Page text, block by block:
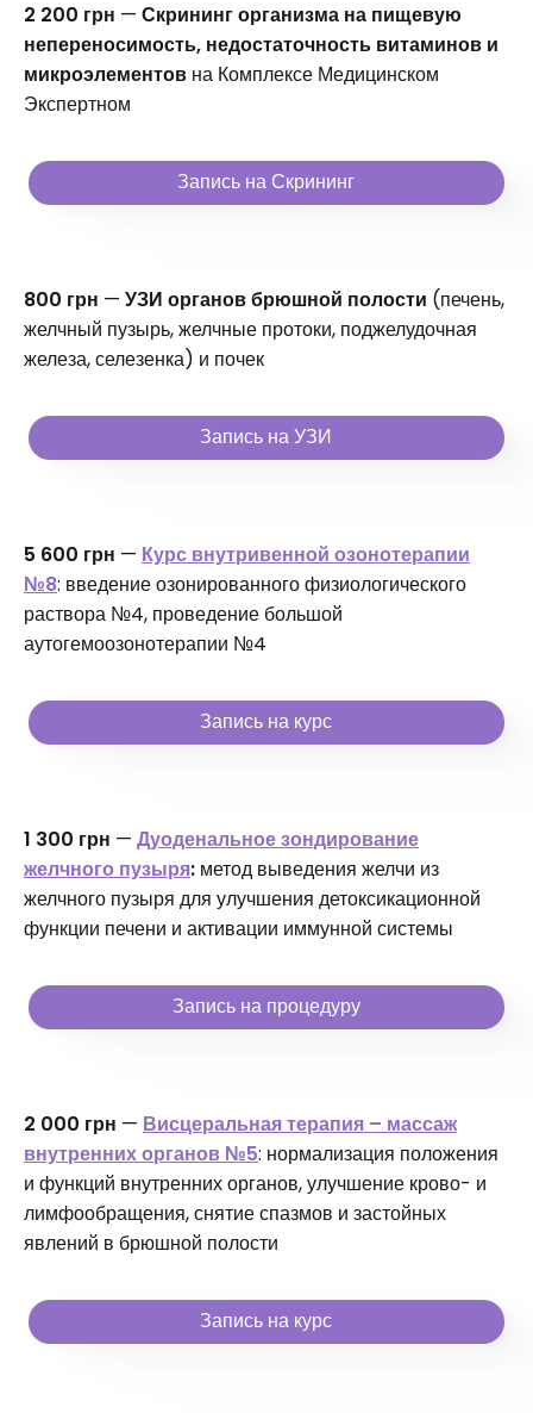
2 200 грн — Скрининг организма на пищевую
непереносимость, недостаточность витаминов и
микроэлементов на Комплексе Медицинском
Экспертном
Запись на Скрининг
800 грн — УЗИ органов брюшной полости (печень,
желчный пузырь, желчные протоки, поджелудочная
железа, селезенка) и почек
Запись на УЗИ
5 600 грн — Курс внутривенной озонотерапии
№8: введение озонированного физиологического
раствора №4, проведение большой
аутогемоозонотерапии №4
Запись на курс
1 300 грн — Дуоденальное зондирование
желчного пузыря: метод выведения желчи из
желчного пузыря для улучшения детоксикационной
функции печени и активации иммунной системы
Запись на процедуру
2 000 грн — Висцеральная терапия – массаж
внутренних органов №5: нормализация положения
и функций внутренних органов, улучшение крово- и
лимфообращения, снятие спазмов и застойных
явлений в брюшной полости
Запись на курс